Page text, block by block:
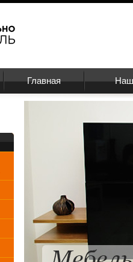
Главная